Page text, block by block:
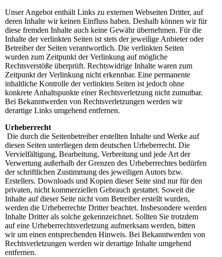
Unser Angebot enthält Links zu externen Webseiten Dritter, auf
deren Inhalte wir keinen Einfluss haben. Deshalb können wir für
diese fremden Inhalte auch keine Gewähr übernehmen. Für die
Inhalte der verlinkten Seiten ist stets der jeweilige Anbieter oder
Betreiber der Seiten verantwortlich. Die verlinkten Seiten
wurden zum Zeitpunkt der Verlinkung auf mögliche
Rechtsverstöße überprüft. Rechtswidrige Inhalte waren zum
Zeitpunkt der Verlinkung nicht erkennbar. Eine permanente
inhaltliche Kontrolle der verlinkten Seiten ist jedoch ohne
konkrete Anhaltspunkte einer Rechtsverletzung nicht zumutbar.
Bei Bekanntwerden von Rechtsverletzungen werden wir
derartige Links umgehend entfernen.
Urheberrecht
Die durch die Seitenbetreiber erstellten Inhalte und Werke auf
diesen Seiten unterliegen dem deutschen Urheberrecht. Die
Vervielfältigung, Bearbeitung, Verbreitung und jede Art der
Verwertung außerhalb der Grenzen des Urheberrechtes bedürfen
der schriftlichen Zustimmung des jeweiligen Autors bzw.
Erstellers. Downloads und Kopien dieser Seite sind nur für den
privaten, nicht kommerziellen Gebrauch gestattet. Soweit die
Inhalte auf dieser Seite nicht vom Betreiber erstellt wurden,
werden die Urheberrechte Dritter beachtet. Insbesondere werden
Inhalte Dritter als solche gekennzeichnet. Sollten Sie trotzdem
auf eine Urheberrechtsverletzung aufmerksam werden, bitten
wir um einen entsprechenden Hinweis. Bei Bekanntwerden von
Rechtsverletzungen werden wir derartige Inhalte umgehend
entfernen.